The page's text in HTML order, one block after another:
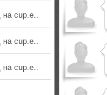
на cup.e..
на cup.e..
на cup.e..